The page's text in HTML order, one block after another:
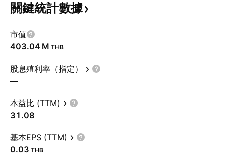
關鍵統計數據
市值
‪403.04 M‬ THB
股息殖利率（指定）
—
本益比 (TTM)
31.08
基本EPS (TTM)
0.03 THB